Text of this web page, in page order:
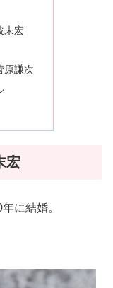
末宏
原謙次
宏
に結婚。